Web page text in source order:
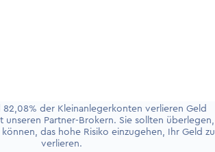
der Kleinanlegerkonten verlieren Geld
unseren Partner-Brokern. Sie sollten überlegen,
das hohe Risiko einzugehen, Ihr Geld zu
verlieren.